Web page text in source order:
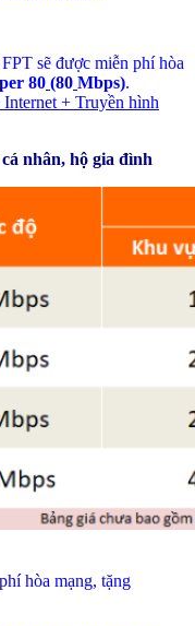
sẽ được miễn phí hòa
80 (80 Mbps).
+ Truyền hình
nhân, hộ gia đình
hòa mạng, tặng